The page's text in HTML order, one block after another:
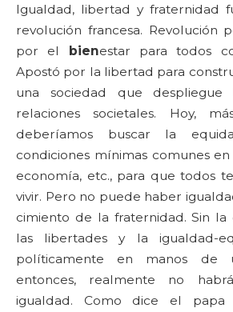
Igualdad, libertad y fraternidad
revolución francesa. Revolución
por el bienestar para todos
Apostó por la libertad para
una sociedad que
relaciones societales. Hoy,
deberíamos buscar la
condiciones mínimas comunes
economía, etc., para que todos
vivir. Pero no puede haber
cimiento de la fraternidad. Sin la
las libertades y la igualdad-
políticamente en manos de
entonces, realmente no
igualdad. Como dice el papa